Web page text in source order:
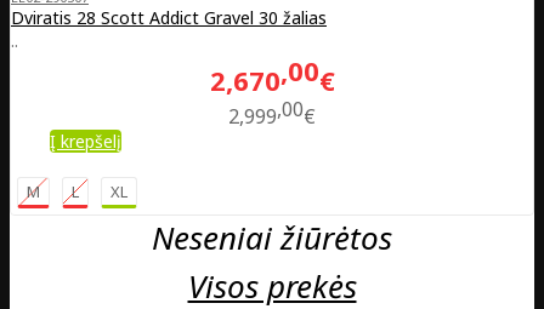
Dviratis 28 Scott Addict Gravel 30 žalias
..
2,670 00€
2,999 00€
Į krepšelį
M L XL
Neseniai žiūrėtos
Visos prekės